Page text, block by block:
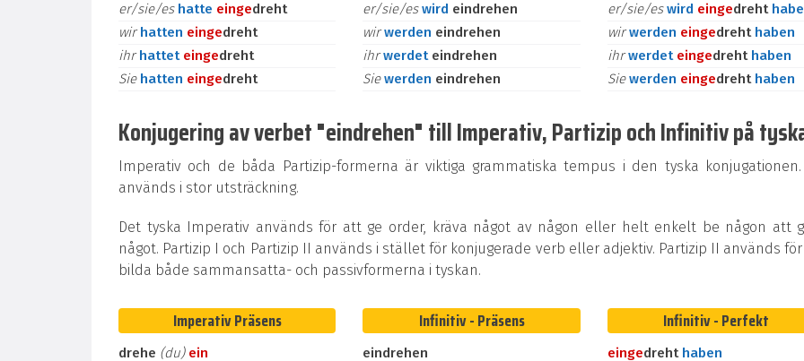
er/sie/es hatte eingedreht
wirhatten eingedreht
ihrhattet eingedreht
Sie hatten eingedreht
er/sie/eswird eindrehen
wirwerden eindrehen
ihrwerdet eindrehen
Siewerden eindrehen
er/sie/eswird eingedreht
wirwerden eingedreht haben
ihrwerdet eingedreht haben
Siewerden eingedreht haben
Konjugering av verbet "eindrehen" till Imperativ, Partizip och Infinitiv på
Imperativ och de båda Partizip-formerna är viktiga grammatiska tempus i den tyska konjugationen.
används i stor utsträckning.
Det tyska Imperativ används för att ge order, kräva något av någon eller helt enkelt be någon att
något. Partizip I och Partizip II används i stället för konjugerade verb eller adjektiv. Partizip II används
bilda både sammansatta- och passivformerna i tyskan.
Imperativ Präsens
drehe (du) ein
Infinitiv - Präsens
eindrehen
Infinitiv - Perfekt
eingedreht haben